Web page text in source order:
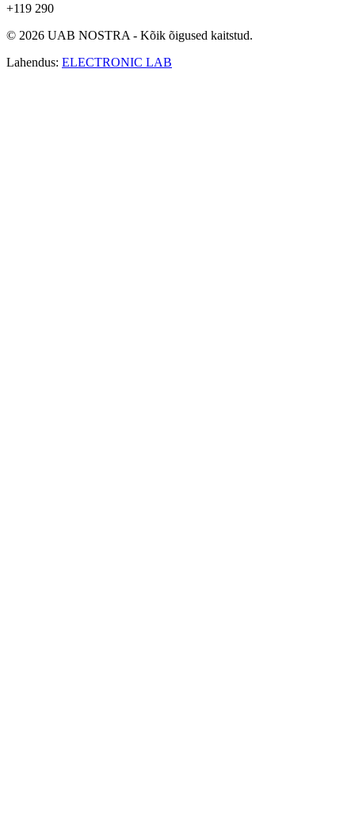
+119 290
© 2026 UAB NOSTRA - Kõik õigused kaitstud.
Lahendus: ELECTRONIC LAB